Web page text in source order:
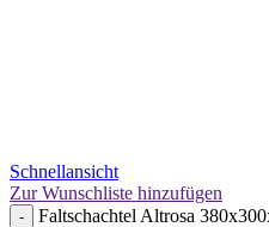
Schnellansicht
Zur Wunschliste hinzufügen
- Faltschachtel Altrosa